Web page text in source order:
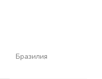
Бразилия